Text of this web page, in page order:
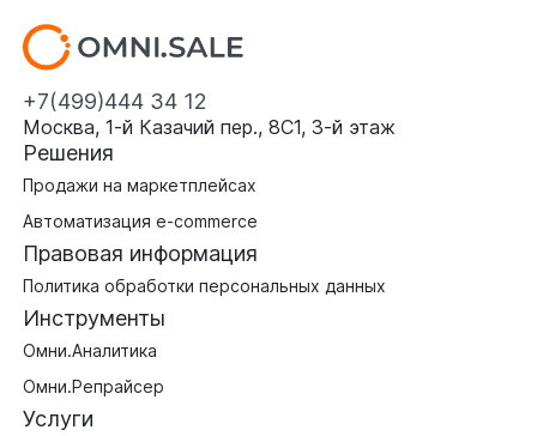
+7(499)444 34 12
Москва, 1-й Казачий пер., 8С1, 3‑й этаж
Решения
Продажи на маркетплейсах
Автоматизация e-commerce
Правовая информация
Политика обработки персональных данных
Инструменты
Омни.Аналитика
Омни.Репрайсер
Услуги